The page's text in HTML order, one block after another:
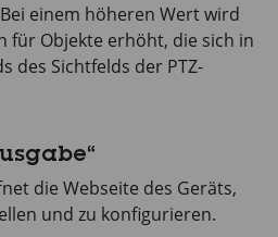
einem höheren Wert wird
für Objekte erhöht, die sich in
des Sichtfelds der PTZ-
die Webseite des Geräts,
und zu konfigurieren.